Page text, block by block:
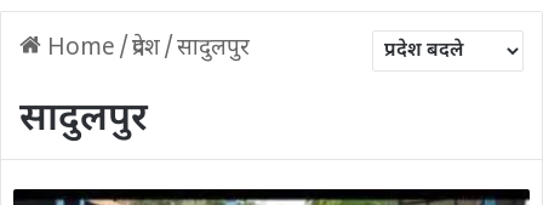
Home /प्रदेश/सादुलपुर
सादुलपुर